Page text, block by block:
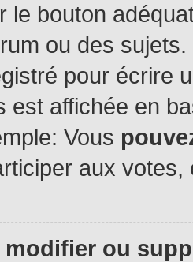
le bouton
ou des
pour écrire
est affichée en
Vous
aux votes,
modifier ou